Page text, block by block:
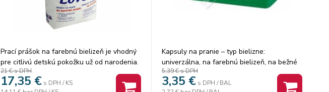
Prací prášok na farebnú bielizeň je vhodný
pre citlivú detskú pokožku už od narodenia.
Lovela Baby prášok na pranie na farebnú
bielizeň 4,1 kg / 41 pracích dávok disponuje
21 €s DPH
17,35 € s DPH / KS
Kapsuly na pranie – typ bielizne:
univerzálna, na farebnú bielizeň, na bežné
pranie, 10 kusov v balení Kapsuly na pranie
zaistia skvelé výsledky po jednom vypraní
5,39 €s DPH
3,35 € s DPH / BAL